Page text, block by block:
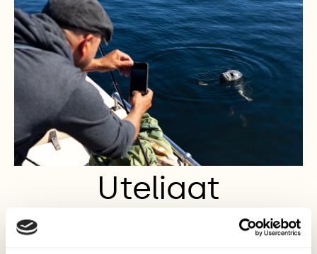
Uteliaat
Unohtumaton kahvitauko Suomenlahden
ylityksen jälkeen, Virossa, Vaindloon saaren